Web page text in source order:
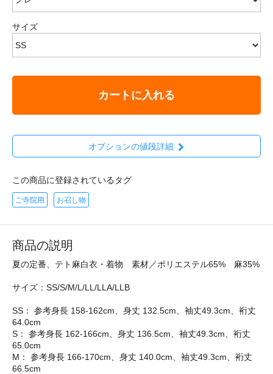
サイズ
カートに入れる
オプションの値段詳細
この商品に登録されているタグ
ご寺院用 お召し物
商品の説明
夏の定番、テト麻白衣・着物 素材／ポリエステル65% 麻35%
サイズ：SS/S/M/L/LL/LLA/LLB
SS： 参考身長 158-162cm、身丈 132.5cm、袖丈49.3cm、裄丈
64.0cm
S： 参考身長 162-166cm、身丈 136.5cm、袖丈49.3cm、裄丈
65.0cm
M： 参考身長 166-170cm、身丈 140.0cm、袖丈49.3cm、裄丈
66.5cm